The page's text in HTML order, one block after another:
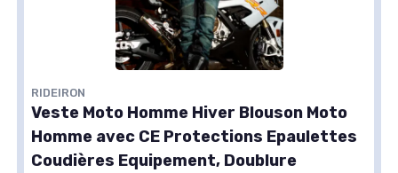
RIDEIRON
Veste Moto Homme Hiver Blouson Moto
Homme avec CE Protections Epaulettes
Coudières Equipement, Doublure